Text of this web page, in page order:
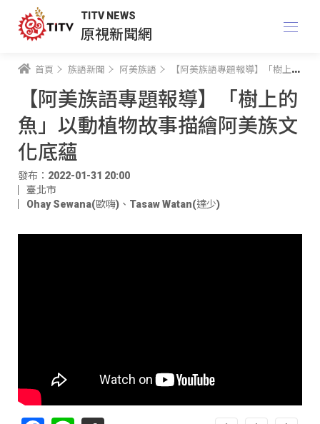
TITV NEWS
原視新聞網
首頁 族語新聞 阿美族語 【阿美族語專題報導】「樹上的魚」以動植物故事描繪阿美族文化底蘊
【阿美族語專題報導】「樹上的
魚」以動植物故事描繪阿美族文
化底蘊
發布：2022-01-31 20:00
臺北市
Ohay Sewana(歐嗨) 、 Tasaw Watan(達少)